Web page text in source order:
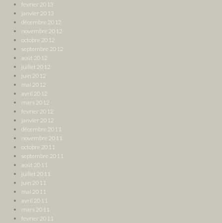
février 2013
janvier 2013
décembre 2012
novembre 2012
octobre 2012
septembre 2012
août 2012
juillet 2012
juin 2012
mai 2012
avril 2012
mars 2012
février 2012
janvier 2012
décembre 2011
novembre 2011
octobre 2011
septembre 2011
août 2011
juillet 2011
juin 2011
mai 2011
avril 2011
mars 2011
février 2011